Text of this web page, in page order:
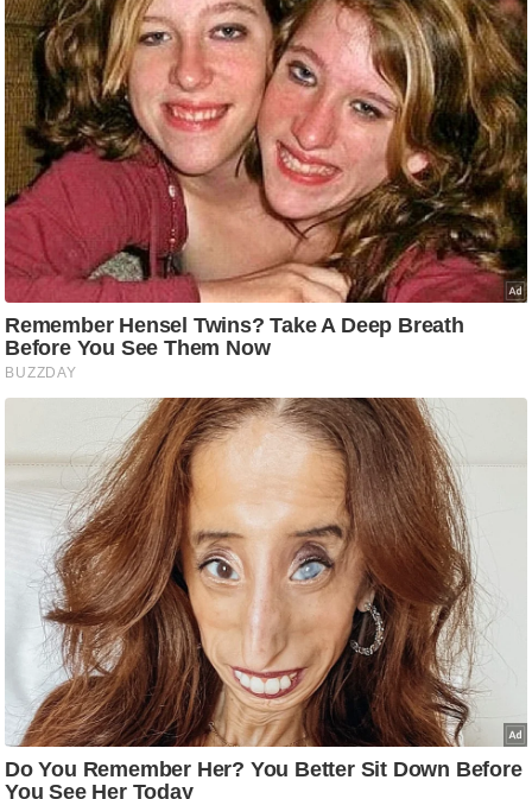
प
र
स
मी
क्षा
ध
र्म
ज्यो
ति
ष
प्र
भु
म
मा
/
र्म
स्थ
ल
त्यो
हा
र